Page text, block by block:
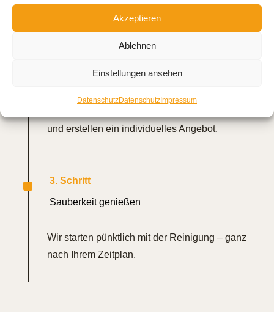
Akzeptieren
Ablehnen
Einstellungen ansehen
DatenschutzDatenschutz Impressum
entscheiden, wie Sie uns erreichen möchten.
Besichtigung & Angebot
und erstellen ein individuelles Angebot.
^ 3. Schritt
Sauberkeit genießen
Wir starten pünktlich mit der Reinigung – ganz
nach Ihrem Zeitplan.